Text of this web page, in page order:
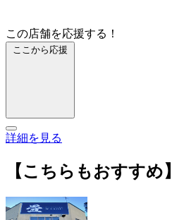
この店舗を応援する！
ここから応援
詳細を見る
【こちらもおすすめ】